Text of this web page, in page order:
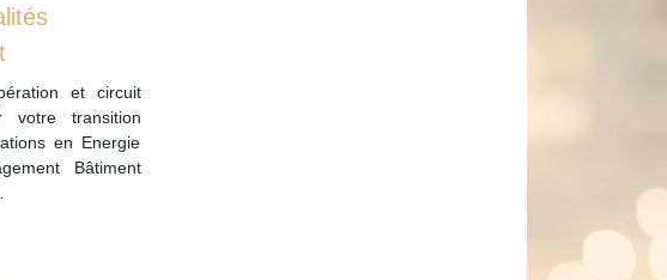
et circuit
transition
en Energie
Bâtiment